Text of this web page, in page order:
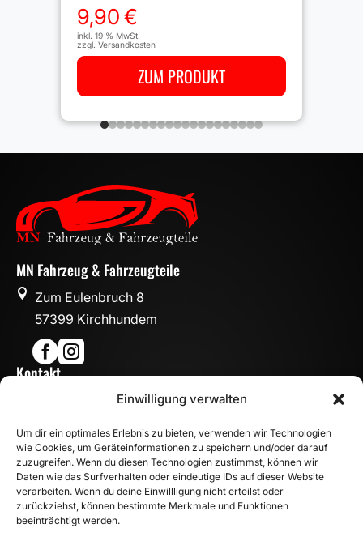
Einwilligung verwalten
Um dir ein optimales Erlebnis zu bieten, verwenden wir Technologien
wie Cookies, um Geräteinformationen zu speichern und/oder darauf
zuzugreifen. Wenn du diesen Technologien zustimmst, können wir
Daten wie das Surfverhalten oder eindeutige IDs auf dieser Website
verarbeiten. Wenn du deine Einwillligung nicht erteilst oder
zurückziehst, können bestimmte Merkmale und Funktionen
beeinträchtigt werden.
9,90€
inkl. 19 % MwSt.
zzgl. Versandkosten
ZUM PRODUKT
MN Fahrzeug & Fahrzeugteile

Zum Eulenbruch 8
57399 Kirchhundem

Kontakt
info@mn-fahrzeugteile.de
 WhatsApp
Öffnungszeiten
 Mo - Fr: 8:00 – 17:00 Uhr
Sa: 10:00 – 14:00 Uhr
INFORMATION